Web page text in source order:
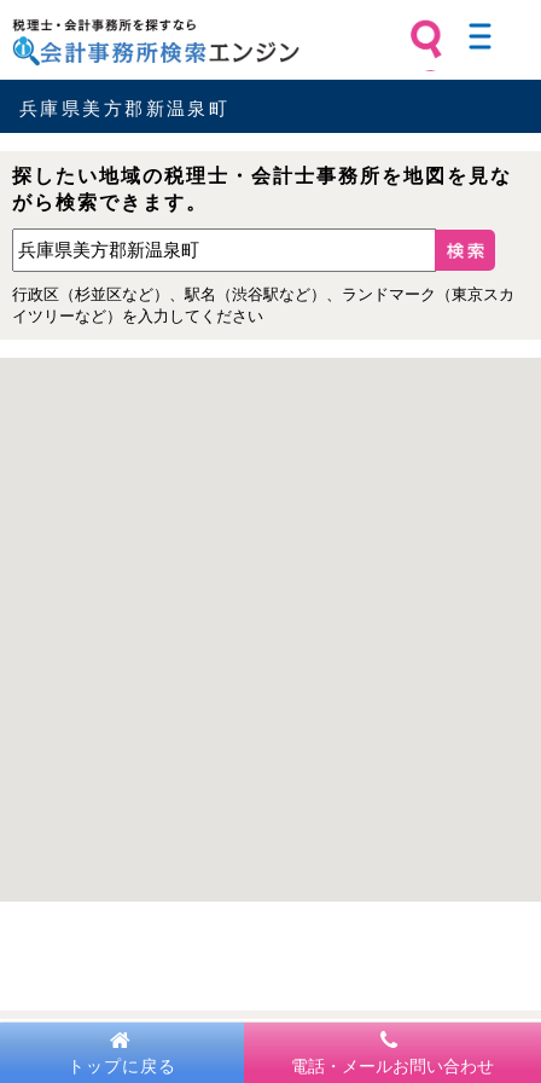
税理士・会計事務所を探すなら 会計
事務所検索エンジン
兵庫県美方郡新温泉町
探したい地域の税理士・会計士事務所を地図を見な
がら検索できます。
行政区（杉並区など）、駅名（渋谷駅など）、ランドマーク（東京スカ
イツリーなど）を入力してください
トップに戻る 電話・メールお問い合わせ